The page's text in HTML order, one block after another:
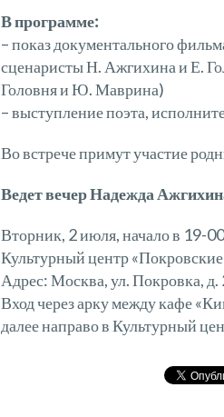
В программе:
– показ документального
сценаристы Н. Ажгихина и Е.
Головня и Ю. Маврина)
– выступление поэта,
Во встрече примут участие
Ведет вечер Надежда
Вторник, 2 июля, начало в 19-00
Культурный центр «Покровские
Адрес: Москва, ул. Покровка, д.
Вход через арку между кафе
далее направо в Культурный